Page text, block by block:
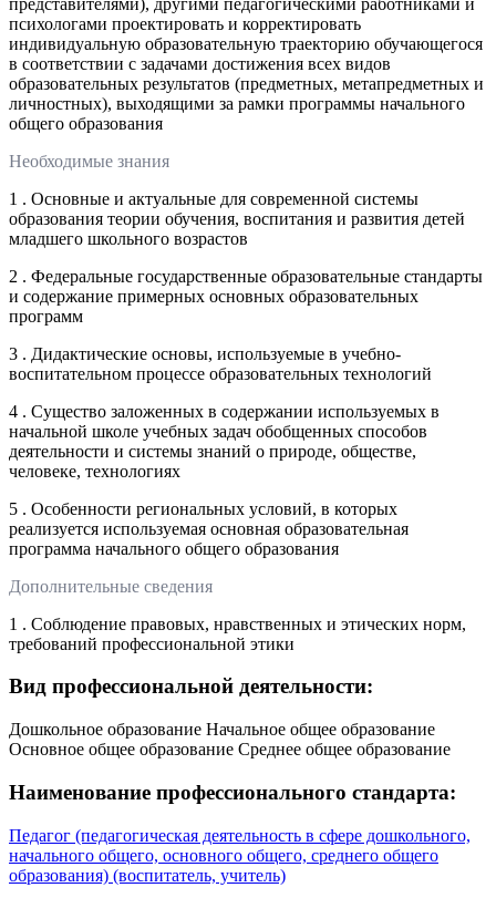
психологами проектировать и корректировать
индивидуальную образовательную траекторию обучающегося
в соответствии с задачами достижения всех видов
образовательных результатов (предметных, метапредметных и
личностных), выходящими за рамки программы начального
общего образования
Необходимые знания
1 . Основные и актуальные для современной системы
образования теории обучения, воспитания и развития детей
младшего школьного возрастов
2 . Федеральные государственные образовательные стандарты
и содержание примерных основных образовательных
программ
3 . Дидактические основы, используемые в учебно-
воспитательном процессе образовательных технологий
4 . Существо заложенных в содержании используемых в
начальной школе учебных задач обобщенных способов
деятельности и системы знаний о природе, обществе,
человеке, технологиях
5 . Особенности региональных условий, в которых
реализуется используемая основная образовательная
программа начального общего образования
Дополнительные сведения
1 . Соблюдение правовых, нравственных и этических норм,
требований профессиональной этики
Вид профессиональной деятельности:
Дошкольное образование Начальное общее образование
Основное общее образование Среднее общее образование
Наименование профессионального стандарта:
Педагог (педагогическая деятельность в сфере дошкольного,
начального общего, основного общего, среднего общего
образования) (воспитатель, учитель)